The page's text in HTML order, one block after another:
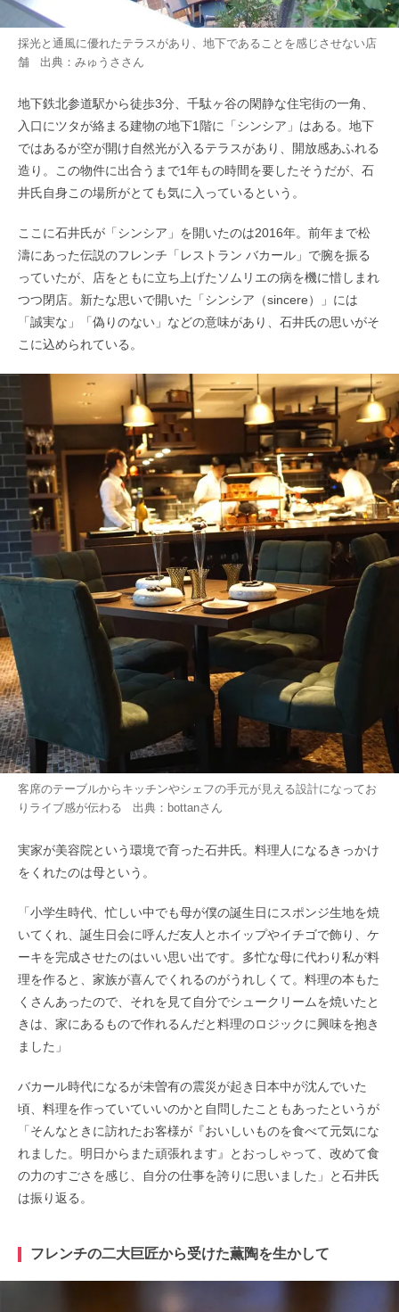
採光と通風に優れたテラスがあり、地下であることを感じさせない店
舗 出典： みゅうさ さん
地下鉄北参道駅から徒歩3分、千駄ヶ谷の閑静な住宅街の一角、
入口にツタが絡まる建物の地下1階に「シンシア」はある。地下
ではあるが空が開け自然光が入るテラスがあり、開放感あふれる
造り。この物件に出合うまで1年もの時間を要したそうだが、石
井氏自身この場所がとても気に入っているという。
ここに石井氏が「シンシア」を開いたのは2016年。前年まで松
濤にあった伝説のフレンチ「レストラン バカール」で腕を振る
っていたが、店をともに立ち上げたソムリエの病を機に惜しまれ
つつ閉店。新たな思いで開いた「シンシア（sincere）」には
「誠実な」「偽りのない」などの意味があり、石井氏の思いがそ
こに込められている。
客席のテーブルからキッチンやシェフの手元が見える設計になってお
りライブ感が伝わる 出典： bottanさん
実家が美容院という環境で育った石井氏。料理人になるきっかけ
をくれたのは母という。
「小学生時代、忙しい中でも母が僕の誕生日にスポンジ生地を焼
いてくれ、誕生日会に呼んだ友人とホイップやイチゴで飾り、ケ
ーキを完成させたのはいい思い出です。多忙な母に代わり私が料
理を作ると、家族が喜んでくれるのがうれしくて。料理の本もた
くさんあったので、それを見て自分でシュークリームを焼いたと
きは、家にあるもので作れるんだと料理のロジックに興味を抱き
ました」
バカール時代になるが未曽有の震災が起き日本中が沈んでいた
頃、料理を作っていていいのかと自問したこともあったというが
「そんなときに訪れたお客様が『おいしいものを食べて元気にな
れました。明日からまた頑張れます』とおっしゃって、改めて食
の力のすごさを感じ、自分の仕事を誇りに思いました」と石井氏
は振り返る。
フレンチの二大巨匠から受けた薫陶を生かして